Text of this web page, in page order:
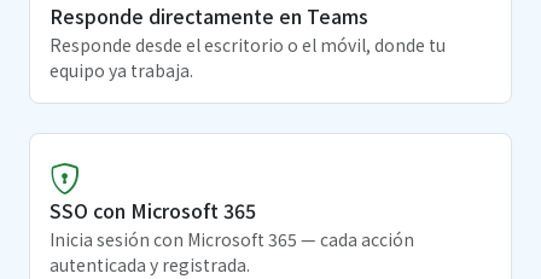
Responde directamente en Teams
Responde desde el escritorio o el móvil, donde tu
equipo ya trabaja.
SSO con Microsoft 365
Inicia sesión con Microsoft 365 — cada acción
autenticada y registrada.